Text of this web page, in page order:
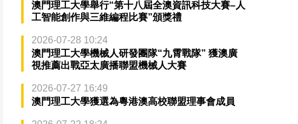
澳門理工大學舉行“第十八屆全澳資訊科技大賽–人
工智能創作與三維編程比賽”頒獎禮
2026-07-28 10:24
澳門理工大學機械人研發團隊“九霄戰隊” 獲澳廣
視推薦出戰亞太廣播聯盟機械人大賽
2026-07-27 16:49
澳門理工大學獲選為粵港澳高校聯盟理事會成員